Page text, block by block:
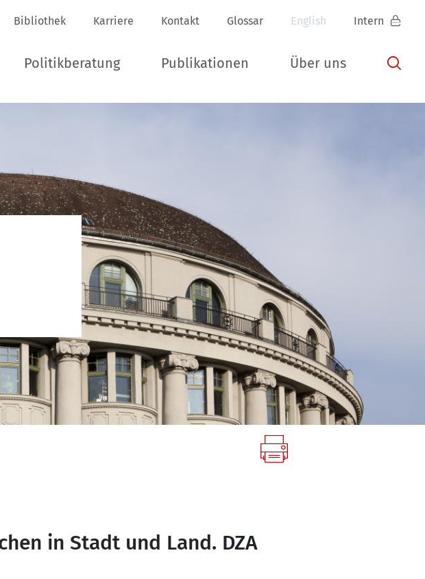
Bibliothek Karriere Kontakt Glossar English Intern
Politikberatung Publikationen Über uns
in Stadt und Land. DZA